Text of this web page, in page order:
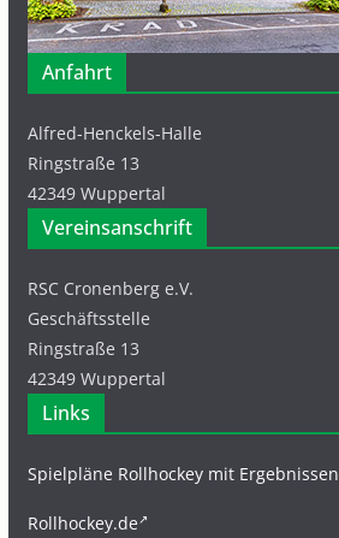
Anfahrt
Alfred-Henckels-Halle
Ringstraße 13
42349 Wuppertal
Vereinsanschrift
RSC Cronenberg e.V.
Geschäftsstelle
Ringstraße 13
42349 Wuppertal
Links
Spielpläne Rollhockey mit Ergebnissen
Rollhockey.de